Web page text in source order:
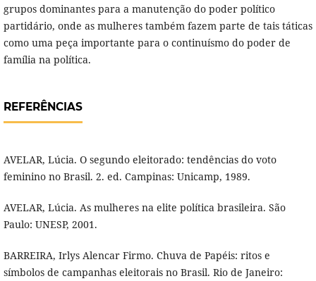
grupos dominantes para a manutenção do poder político
partidário, onde as mulheres também fazem parte de tais táticas
como uma peça importante para o continuísmo do poder de
família na política.
REFERÊNCIAS
AVELAR, Lúcia. O segundo eleitorado: tendências do voto
feminino no Brasil. 2. ed. Campinas: Unicamp, 1989.
AVELAR, Lúcia. As mulheres na elite política brasileira. São
Paulo: UNESP, 2001.
BARREIRA, Irlys Alencar Firmo. Chuva de Papéis: ritos e
símbolos de campanhas eleitorais no Brasil. Rio de Janeiro: